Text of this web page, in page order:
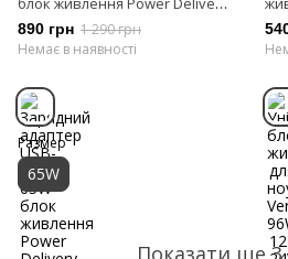
для ноутбуків і планшетів
890 грн 1 290 грн
Немає в наявності
Размер
65W
Показати ще 3